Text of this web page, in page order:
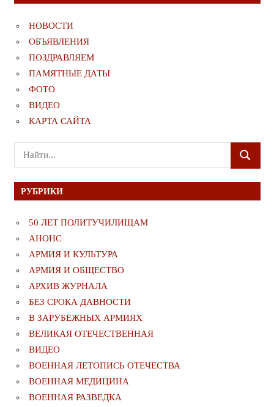
НОВОСТИ
ОБЪЯВЛЕНИЯ
ПОЗДРАВЛЯЕМ
ПАМЯТНЫЕ ДАТЫ
ФОТО
ВИДЕО
КАРТА САЙТА
Поиск
для:
ПОИСК
РУБРИКИ
50 ЛЕТ ПОЛИТУЧИЛИЩАМ
АНОНС
АРМИЯ И КУЛЬТУРА
АРМИЯ И ОБЩЕСТВО
АРХИВ ЖУРНАЛА
БЕЗ СРОКА ДАВНОСТИ
В ЗАРУБЕЖНЫХ АРМИЯХ
ВЕЛИКАЯ ОТЕЧЕСТВЕННАЯ
ВИДЕО
ВОЕННАЯ ЛЕТОПИСЬ ОТЕЧЕСТВА
ВОЕННАЯ МЕДИЦИНА
ВОЕННАЯ РАЗВЕДКА